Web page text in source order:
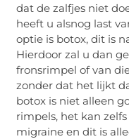
dat de zalfjes niet
heeft u alsnog last
optie is botox, dit is
Hierdoor zal u dan
fronsrimpel of van
zonder dat het lijkt
botox is niet alleen
rimpels, het kan
migraine en dit is